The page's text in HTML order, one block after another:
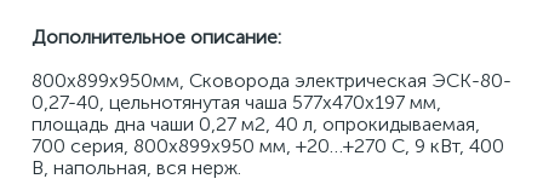
Дополнительное описание:
800х899х950мм, Сковорода электрическая ЭСК-80-
0,27-40, цельнотянутая чаша 577х470х197 мм,
площадь дна чаши 0,27 м2, 40 л, опрокидываемая,
700 серия, 800х899х950 мм, +20…+270 С, 9 кВт, 400
В, напольная, вся нерж.